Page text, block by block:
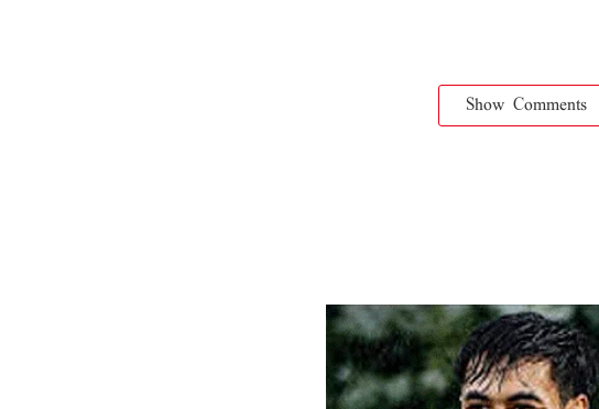
Show Comments